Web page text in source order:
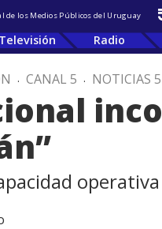
de los Medios Públicos del Uruguay
Televisión Radio
. CANAL 5 . NOTICIAS 5